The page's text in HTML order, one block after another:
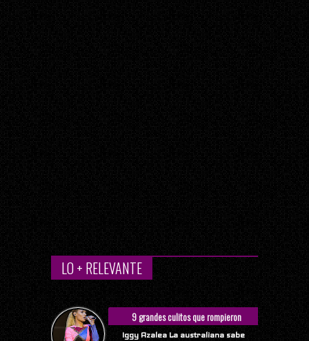
LO + RELEVANTE
9 grandes culitos que rompieron
Internet
Iggy Azalea La australiana sabe